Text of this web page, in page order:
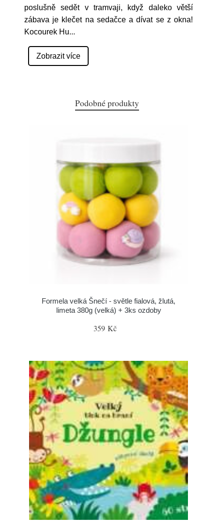
poslušně sedět v tramvaji, když daleko větší
zábava je klečet na sedačce a dívat se z okna!
Kocourek Hu...
Zobrazit více
Podobné produkty
Formela velká Šnečí - světle fialová, žlutá,
limeta 380g (velká) + 3ks ozdoby
359 Kč